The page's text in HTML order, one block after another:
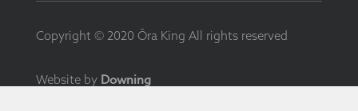
Copyright © 2020 Ōra King All rights reserved
Website by Downing